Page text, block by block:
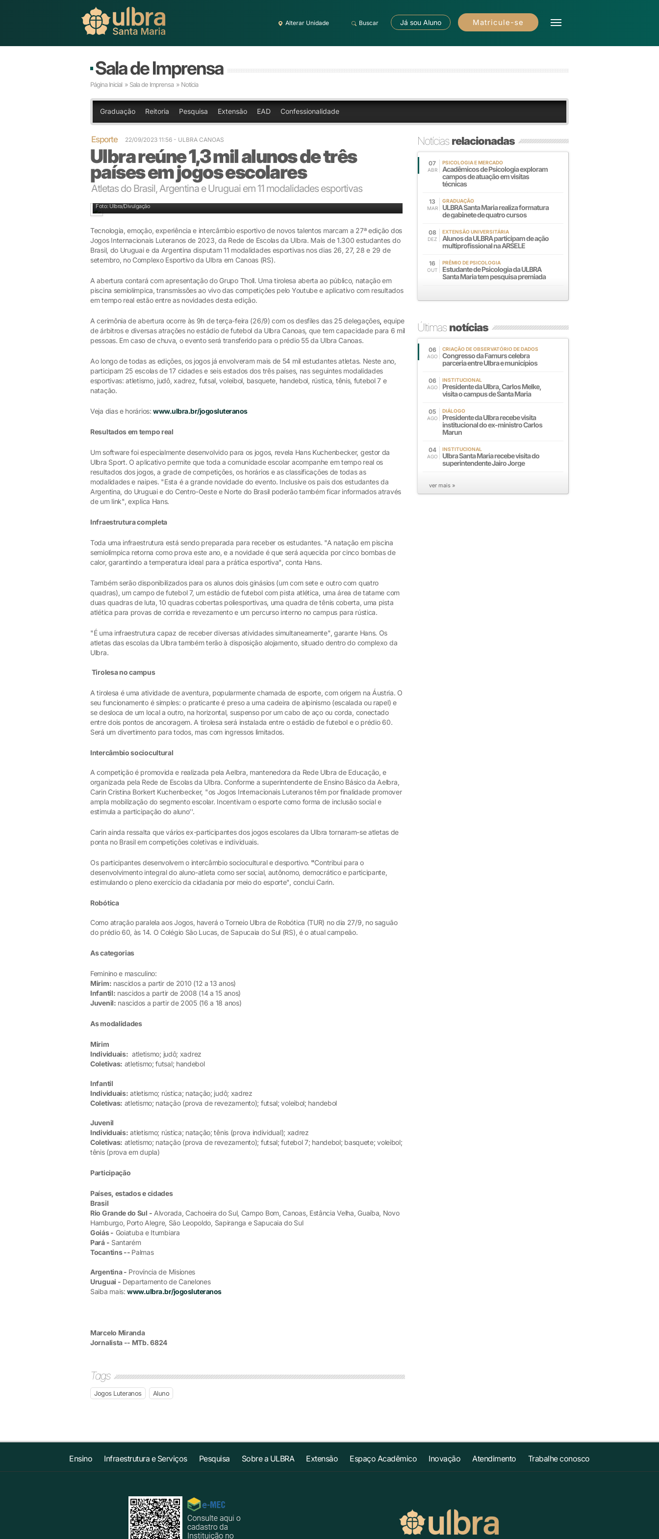
Alterar Unidade Buscar Já sou Aluno Matricule-se
Sala de Imprensa
Página Inicial » Sala de Imprensa » Notícia
Graduação Reitoria Pesquisa Extensão EAD Confessionalidade
Esporte 22/09/2023 11:56 - ULBRA CANOAS
Ulbra reúne 1,3 mil alunos de três
países em jogos escolares
Atletas do Brasil, Argentina e Uruguai em 11 modalidades esportivas
Foto: Ulbra/Divulgação
Tecnologia, emoção, experiência e intercâmbio esportivo de novos talentos marcam a 27ª edição dos
Jogos Internacionais Luteranos de 2023, da Rede de Escolas da Ulbra. Mais de 1.300 estudantes do
Brasil, do Uruguai e da Argentina disputam 11 modalidades esportivas nos dias 26, 27, 28 e 29 de
setembro, no Complexo Esportivo da Ulbra em Canoas (RS).
A abertura contará com apresentação do Grupo Tholl. Uma tirolesa aberta ao público, natação em
piscina semiolímpica, transmissões ao vivo das competições pelo Youtube e aplicativo com resultados
em tempo real estão entre as novidades desta edição.
A cerimônia de abertura ocorre às 9h de terça-feira (26/9) com os desfiles das 25 delegações, equipe
de árbitros e diversas atrações no estádio de futebol da Ulbra Canoas, que tem capacidade para 6 mil
pessoas. Em caso de chuva, o evento será transferido para o prédio 55 da Ulbra Canoas.
Ao longo de todas as edições, os jogos já envolveram mais de 54 mil estudantes atletas. Neste ano,
participam 25 escolas de 17 cidades e seis estados dos três países, nas seguintes modalidades
esportivas: atletismo, judô, xadrez, futsal, voleibol, basquete, handebol, rústica, tênis, futebol 7 e
natação.
Veja dias e horários:www.ulbra.br/jogosluteranos
Resultados em tempo real
Um software foi especialmente desenvolvido para os jogos, revela Hans Kuchenbecker, gestor da
Ulbra Sport. O aplicativo permite que toda a comunidade escolar acompanhe em tempo real os
resultados dos jogos, a grade de competições, os horários e as classificações de todas as
modalidades e naipes. "Esta é a grande novidade do evento. Inclusive os pais dos estudantes da
Argentina, do Uruguai e do Centro-Oeste e Norte do Brasil poderão também ficar informados através
de um link", explica Hans.
Infraestrutura completa
Toda uma infraestrutura está sendo preparada para receber os estudantes. "A natação em piscina
semiolímpica retorna como prova este ano, e a novidade é que será aquecida por cinco bombas de
calor, garantindo a temperatura ideal para a prática esportiva", conta Hans.
Também serão disponibilizados para os alunos dois ginásios (um com sete e outro com quatro
quadras), um campo de futebol 7, um estádio de futebol com pista atlética, uma área de tatame com
duas quadras de luta, 10 quadras cobertas poliesportivas, uma quadra de tênis coberta, uma pista
atlética para provas de corrida e revezamento e um percurso interno no campus para rústica.
"É uma infraestrutura capaz de receber diversas atividades simultaneamente", garante Hans. Os
atletas das escolas da Ulbra também terão à disposição alojamento, situado dentro do complexo da
Ulbra.
Tirolesa no campus
A tirolesa é uma atividade de aventura, popularmente chamada de esporte, com origem na Áustria. O
seu funcionamento é simples: o praticante é preso a uma cadeira de alpinismo (escalada ou rapel) e
se desloca de um local a outro, na horizontal, suspenso por um cabo de aço ou corda, conectado
entre dois pontos de ancoragem. A tirolesa será instalada entre o estádio de futebol e o prédio 60.
Será um divertimento para todos, mas com ingressos limitados.
Intercâmbio sociocultural
A competição é promovida e realizada pela Aelbra, mantenedora da Rede Ulbra de Educação, e
organizada pela Rede de Escolas da Ulbra. Conforme a superintendente de Ensino Básico da Aelbra,
Carin Cristina Borkert Kuchenbecker, "os Jogos Internacionais Luteranos têm por finalidade promover
ampla mobilização do segmento escolar. Incentivam o esporte como forma de inclusão social e
estimula a participação do aluno''.
Carin ainda ressalta que vários ex-participantes dos jogos escolares da Ulbra tornaram-se atletas de
ponta no Brasil em competições coletivas e individuais.
Os participantes desenvolvem o intercâmbio sociocultural e desportivo. "Contribui para o
desenvolvimento integral do aluno-atleta como ser social, autônomo, democrático e participante,
estimulando o pleno exercício da cidadania por meio do esporte", conclui Carin.
Robótica
Como atração paralela aos Jogos, haverá o Torneio Ulbra de Robótica (TUR) no dia 27/9, no saguão
do prédio 60, às 14. O Colégio São Lucas, de Sapucaia do Sul (RS), é o atual campeão.
As categorias
Feminino e masculino:
Mirim: nascidos a partir de 2010 (12 a 13 anos)
Infantil: nascidos a partir de 2008 (14 a 15 anos)
Juvenil: nascidos a partir de 2005 (16 a 18 anos)
As modalidades
Mirim
Individuais: atletismo; judô; xadrez
Coletivas: atletismo; futsal; handebol
Infantil
Individuais: atletismo; rústica; natação; judô; xadrez
Coletivas: atletismo; natação (prova de revezamento); futsal; voleibol; handebol
Juvenil
Individuais: atletismo; rústica; natação; tênis (prova individual); xadrez
Coletivas: atletismo; natação (prova de revezamento); futsal; futebol 7; handebol; basquete; voleibol;
tênis (prova em dupla)
Participação
Países, estados e cidades
Brasil
Rio Grande do Sul - Alvorada, Cachoeira do Sul, Campo Bom, Canoas, Estância Velha, Guaíba, Novo
Hamburgo, Porto Alegre, São Leopoldo, Sapiranga e Sapucaia do Sul
Goiás - Goiatuba e Itumbiara
Pará - Santarém
Tocantins -- Palmas
Argentina - Província de Misiones
Uruguai - Departamento de Canelones
Saiba mais:www.ulbra.br/jogosluteranos
Marcelo Miranda
Jornalista -- MTb. 6824
Tags
Jogos Luteranos Aluno
Notíciasrelacionadas
07
ABR
PSICOLOGIA E MERCADO
Acadêmicos de Psicologia exploram
campos de atuação em visitas
técnicas
13
MAR
GRADUAÇÃO
ULBRA Santa Maria realiza formatura
de gabinete de quatro cursos
08
DEZ
EXTENSÃO UNIVERSITÁRIA
Alunos da ULBRA participam de ação
multiprofissional na ARSELE
16
OUT
PRÊMIO DE PSICOLOGIA
Estudante de Psicologia da ULBRA
Santa Maria tem pesquisa premiada
Últimasnotícias
06
AGO
CRIAÇÃO DE OBSERVATÓRIO DE DADOS
Congresso da Famurs celebra
parceria entre Ulbra e municípios
06
AGO
INSTITUCIONAL
Presidente da Ulbra, Carlos Melke,
visita o campus de Santa Maria
05
AGO
DIÁLOGO
Presidente da Ulbra recebe visita
institucional do ex-ministro Carlos
Marun
04
AGO
INSTITUCIONAL
Ulbra Santa Maria recebe visita do
superintendente Jairo Jorge
ver mais »
Ensino Infraestrutura e Serviços Pesquisa Sobre a ULBRA Extensão Espaço Acadêmico Inovação Atendimento Trabalhe conosco